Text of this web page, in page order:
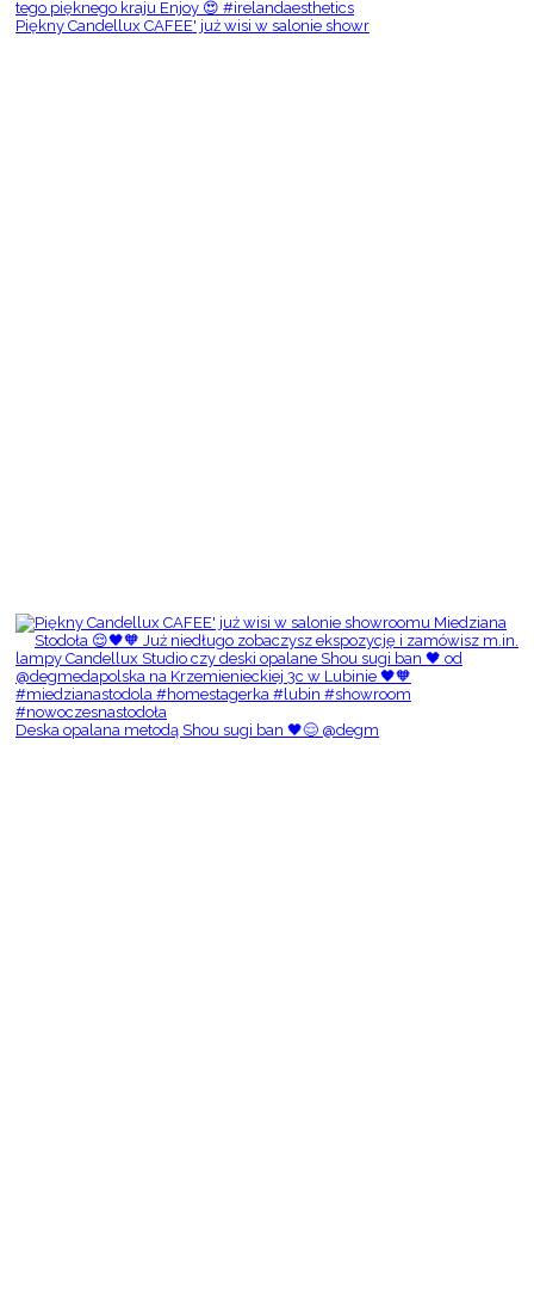
Piękny Candellux CAFEE' już wisi w salonie showr
Deska opalana metodą Shou sugi ban 🖤😌 @degm